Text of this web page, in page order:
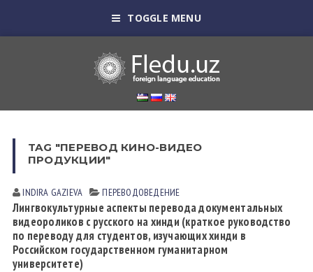
TOGGLE MENU
TAG "ПЕРЕВОД КИНО-ВИДЕО
ПРОДУКЦИИ"
INDIRA GАZIEVА ПЕРЕВОДОВЕДЕНИЕ
Лингвокультурные аспекты перевода документальных
видеороликов с русского на хинди (краткое руководство
по переводу для студентов, изучающих хинди в
Российском государственном гуманитарном
университете)